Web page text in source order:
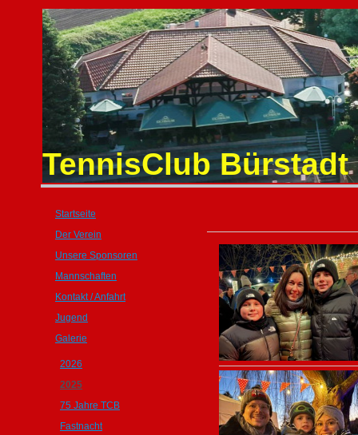
TennisClub Bürstadt
Startseite
Der Verein
Unsere Sponsoren
Mannschaften
Kontakt / Anfahrt
Jugend
Galerie
2026
2025
75 Jahre TCB
Fastnacht